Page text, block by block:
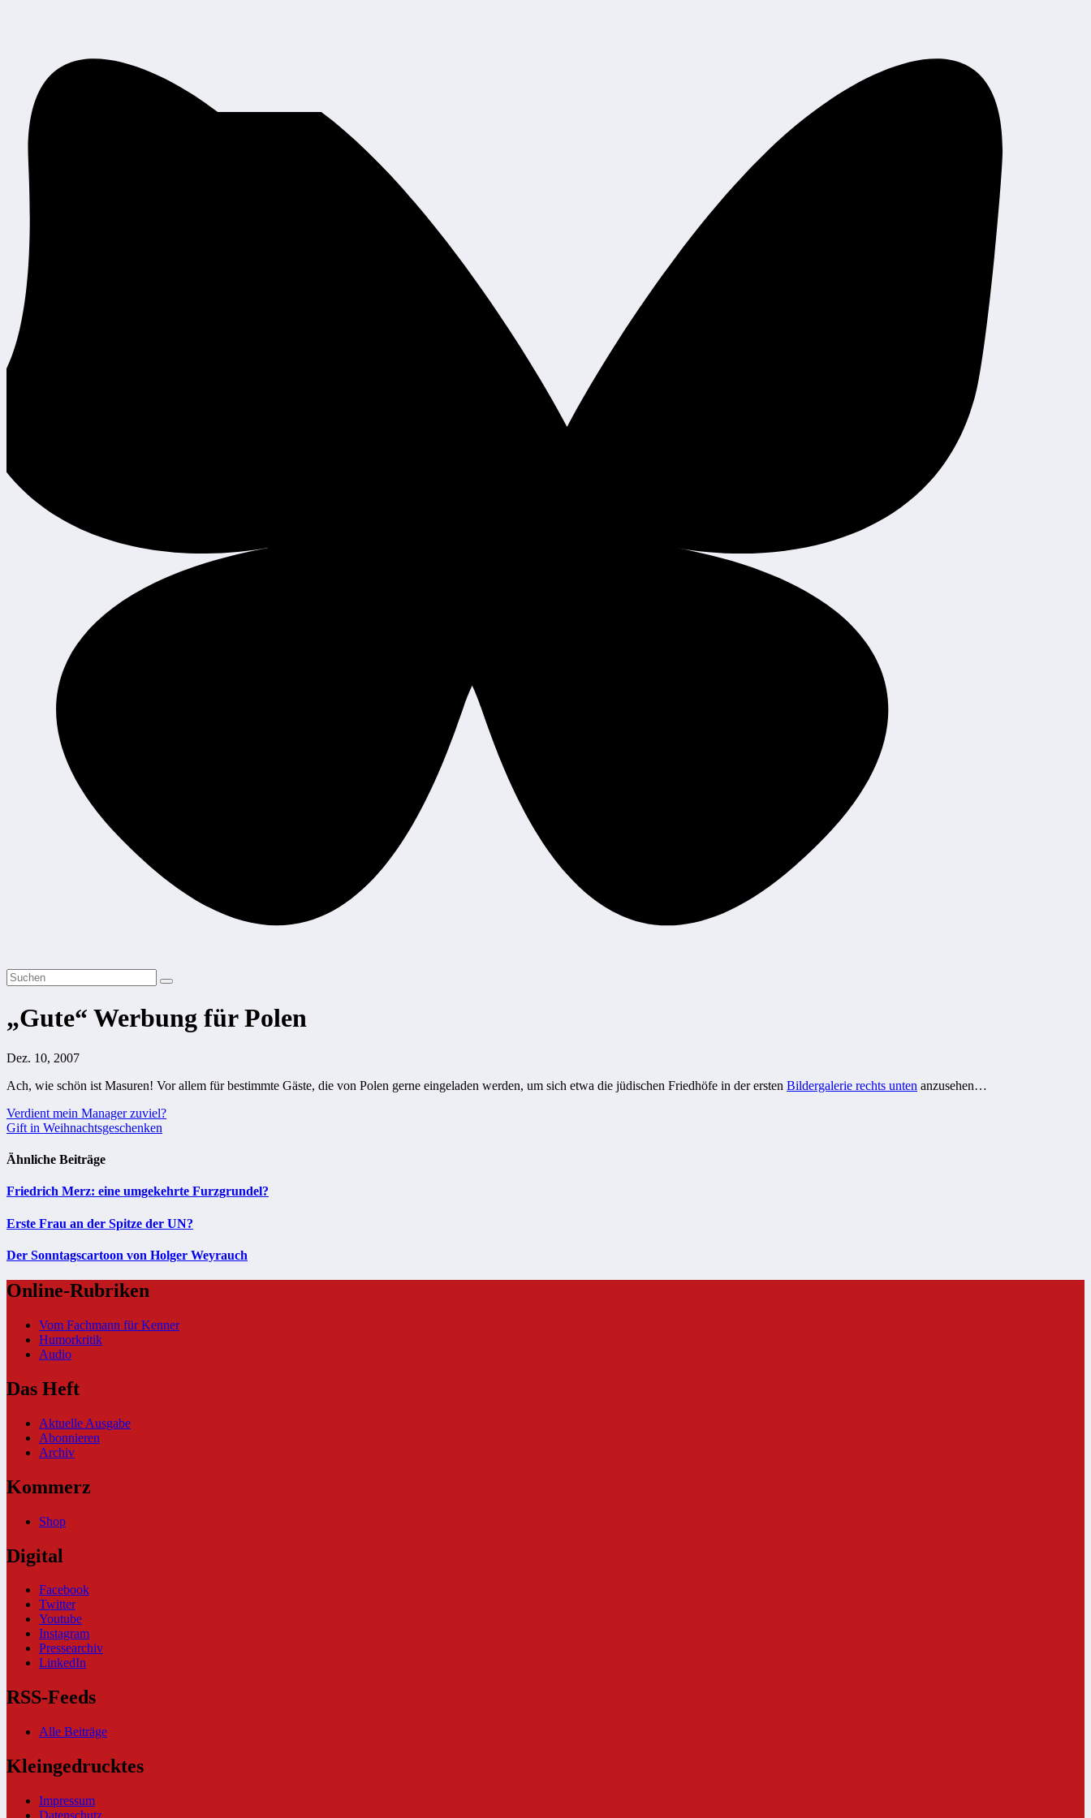
„Gute“ Werbung für Polen
Dez. 10, 2007
Ach, wie schön ist Masuren! Vor allem für bestimmte Gäste, die von Polen gerne eingeladen werden, um sich etwa die jüdischen Friedhöfe in der ersten Bildergalerie rechts unten anzusehen…
Beitragsnavigation
Verdient mein Manager zuviel?
Gift in Weihnachtsgeschenken
Ähnliche Beiträge
Friedrich Merz: eine umgekehrte Furzgrundel?
Erste Frau an der Spitze der UN?
Der Sonntagscartoon von Holger Weyrauch
Online-Rubriken
Vom Fachmann für Kenner
Humorkritik
Audio
Das Heft
Aktuelle Ausgabe
Abonnieren
Archiv
Kommerz
Shop
Digital
Facebook
Twitter
Youtube
Instagram
Pressearchiv
LinkedIn
RSS-Feeds
Alle Beiträge
Kleingedrucktes
Impressum
Datenschutz